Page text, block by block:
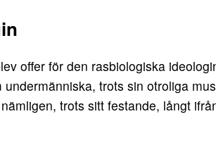
offer för den rasbiologiska
trots sin otroliga
trots sitt festande, långt